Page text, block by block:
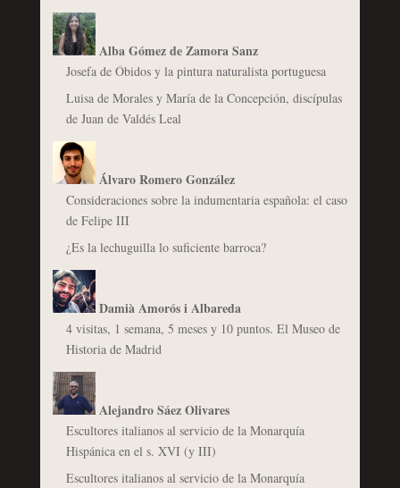
Alba Gómez de Zamora Sanz
Josefa de Óbidos y la pintura naturalista portuguesa
Luisa de Morales y María de la Concepción, discípulas
de Juan de Valdés Leal
Álvaro Romero González
Consideraciones sobre la indumentaria española: el caso
de Felipe III
¿Es la lechuguilla lo suficiente barroca?
Damià Amorós i Albareda
4 visitas, 1 semana, 5 meses y 10 puntos. El Museo de
Historia de Madrid
Alejandro Sáez Olivares
Escultores italianos al servicio de la Monarquía
Hispánica en el s. XVI (y III)
Escultores italianos al servicio de la Monarquía